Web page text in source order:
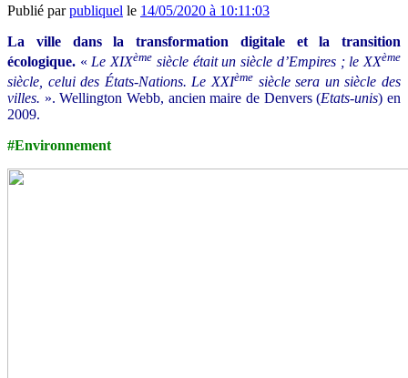
Publié parpubliquel le 14/05/2020 à 10:11:03
La ville dans la transformation digitale et la transition
écologique. « Le XIXème siècle était un siècle d’Empires ; le XXème
siècle, celui des États-Nations. Le XXIème siècle sera un siècle des
villes. ». Wellington Webb, ancien maire de Denvers (Etats-unis) en
2009.
#Environnement